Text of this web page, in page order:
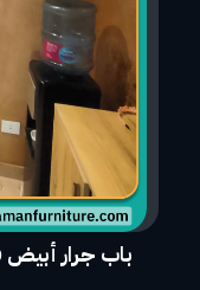
باب جرار أبيض 90 سم – white sliding door